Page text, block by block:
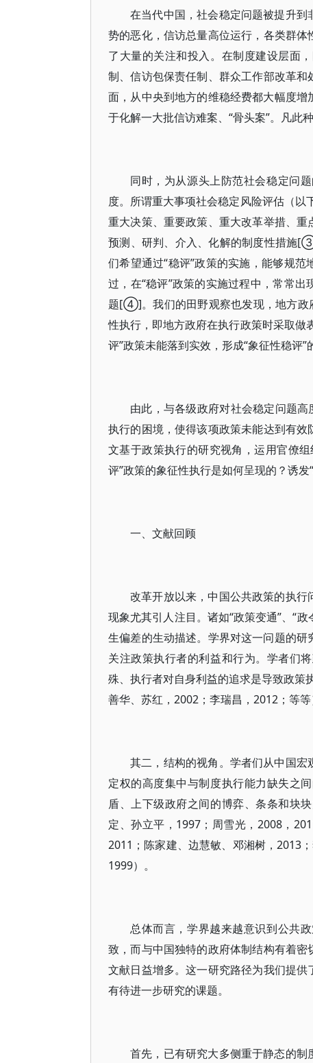
在当代中国，社会稳定问题被提升
势的恶化，信访总量高位运行，各类群
了大量的关注和投入。在制度建设层面
制、信访包保责任制、群众工作部改革
面，从中央到地方的维稳经费都大幅度
于化解一大批信访难案、“骨头案”。凡此
同时，为从源头上防范社会稳定问
度。所谓重大事项社会稳定风险评估（以
重大决策、重要政策、重大改革举措、
预测、研判、介入、化解的制度性措施
们希望通过“稳评”政策的实施，能够规
过，在“稳评”政策的实施过程中，常常
题[④]。我们的田野观察也发现，地方政
性执行，即地方政府在执行政策时采取做
评”政策未能落到实效，形成“象征性稳评”
由此，与各级政府对社会稳定问题
执行的困境，使得该项政策未能达到有
文基于政策执行的研究视角，运用官僚
评”政策的象征性执行是如何呈现的？诱
一、文献回顾
改革开放以来，中国公共政策的执
现象尤其引人注目。诸如“政策变通”、“
生偏差的生动描述。学界对这一问题的
关注政策执行者的利益和行为。学者们
殊、执行者对自身利益的追求是导致政策
善华、苏红，2002；李瑞昌，2012；等等
其二，结构的视角。学者们从中国
定权的高度集中与制度执行能力缺失之
盾、上下级政府之间的博弈、条条和块
定、孙立平，1997；周雪光，2008，
2011；陈家建、边慧敏、邓湘树，2013
1999）。
总体而言，学界越来越意识到公共
致，而与中国独特的政府体制结构有着
文献日益增多。这一研究路径为我们提
有待进一步研究的课题。
首先，已有研究大多侧重于静态的